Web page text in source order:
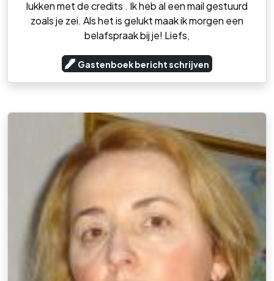
lukken met de credits . Ik heb al een mail gestuurd
zoals je zei. Als het is gelukt maak ik morgen een
belafspraak bij je! Liefs,
Gastenboek bericht schrijven